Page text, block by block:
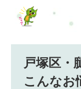
戸塚区・
こんなお